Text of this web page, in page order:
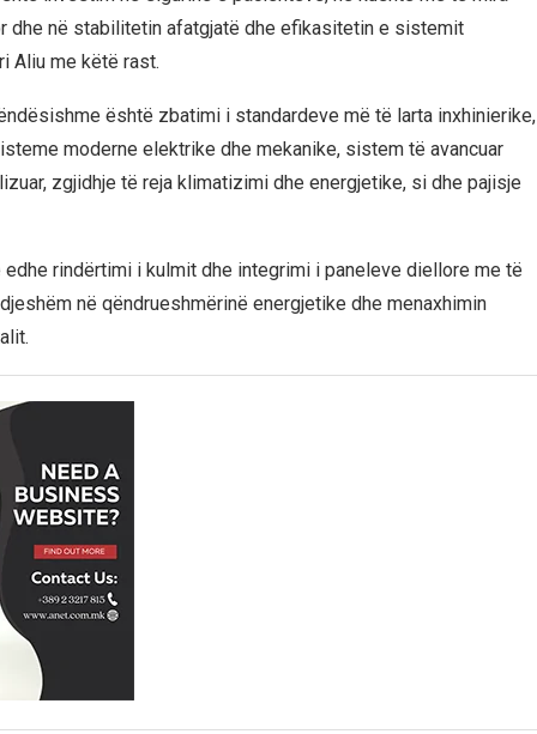
dhe në stabilitetin afatgjatë dhe efikasitetin e sistemit
Aliu me këtë rast.
është zbatimi i standardeve më të larta inxhinierike,
moderne elektrike dhe mekanike, sistem të avancuar
zgjidhje të reja klimatizimi dhe energjetike, si dhe pajisje
rindërtimi i kulmit dhe integrimi i paneleve diellore me të
në qëndrueshmërinë energjetike dhe menaxhimin